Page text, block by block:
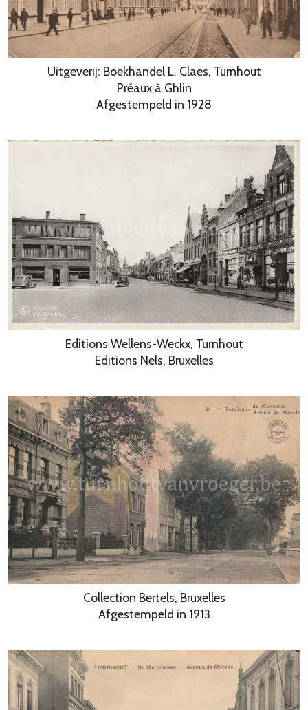
Uitgeverij: Boekhandel L. Claes, Turnhout
Préaux à Ghlin
Afgestempeld in 1928
Editions Wellens-Weckx, Turnhout
Editions Nels, Bruxelles
Collection Bertels, Bruxelles
Afgestempeld in 1913